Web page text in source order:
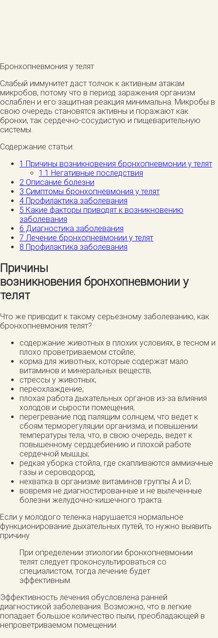
Бронхопневмония у телят
Слабый иммунитет даст толчок к активным атакам
микробов, потому что в период заражения организм
ослаблен и его защитная реакция минимальна. Микробы в
свою очередь становятся активны и поражают как
бронхи, так сердечно-сосудистую и пищеварительную
системы.
Содержание статьи:
1 Причины возникновения бронхопневмонии у телят
1.1 Негативные последствия
2 Описание болезни
3 Симптомы бронхопневмония у телят
4 Профилактика заболевания
5 Какие факторы приводят к возникновению
заболевания
6 Диагностика заболевания
7 Лечение бронхопневмонии у телят
8 Профилактика заболевания
Причины
возникновения бронхопневмонии у
телят
Что же приводит к такому серьезному заболеванию, как
бронхопневмония телят?
содержание животных в плохих условиях, в тесном и
плохо проветриваемом стойле;
корма для животных, которые содержат мало
витаминов и минеральных веществ;
стрессы у животных;
переохлаждение;
плохая работа дыхательных органов из-за влияния
холодов и сырости помещения;
перегревание под палящим солнцем, что ведет к
сбоям терморегуляции организма, и повышении
температуры тела, что, в свою очередь, ведет к
повышенному сердцебиению и плохой работе
сердечной мышцы;
редкая уборка стойла, где скапливаются аммиачные
газы и сероводород;
нехватка в организме витаминов группы А и D;
вовремя не диагностированные и не вылеченные
болезни желудочно-кишечного тракта.
Если у молодого теленка нарушается нормальное
функционирование дыхательных путей, то нужно выявить
причину.
При определении этиологии бронхопневмонии
телят следует проконсультироваться со
специалистом, тогда лечение будет
эффективным.
Эффективность лечения обусловлена ранней
диагностикой заболевания. Возможно, что в легкие
попадает большое количество пыли, преобладающей в
непроветриваемом помещении.